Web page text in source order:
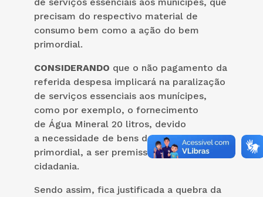
precisam do respectivo material de
consumo bem como a ação do bem
primordial.
CONSIDERANDO que o não pagamento da
referida despesa implicará na paralização
de serviços essenciais aos munícipes,
como por exemplo, o fornecimento
de Água Mineral 20 litros, devido
a necessidade de bens de utilização
primordial, a ser premissa básica de
cidadania.
Sendo assim, fica justificada a quebra da